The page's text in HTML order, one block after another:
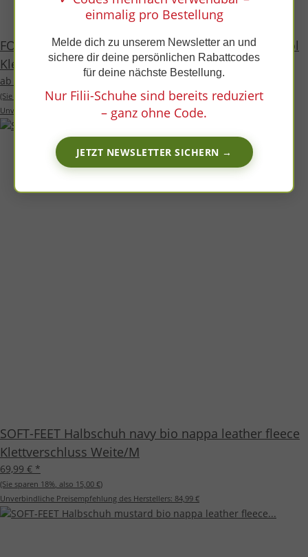
FOXY Halbschuh mult.mustard velours leather wool
Klettverschluss Weite/W
ab 69,99 €
(Sie sparen 13% , also10,00 €)
Unverbindliche Preisempfehlung des Herstellers: 79,99 €
SOFT-FEET Halbschuh navy bio nappa leather fleece
Klettverschluss Weite/M
69,99 € *
(Sie sparen 18%, also 15,00 €)
Unverbindliche Preisempfehlung des Herstellers: 84,99 €
einmalig pro Bestellung
Melde dich zu unserem Newsletter an und
sichere dir deine persönlichen Rabattcodes
für deine nächste Bestellung.
Nur Filii-Schuhe sind bereits reduziert
– ganz ohne Code.
JETZT NEWSLETTER SICHERN →